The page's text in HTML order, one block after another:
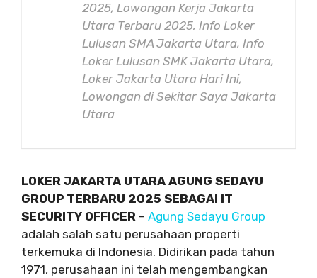
2025, Lowongan Kerja Jakarta
Utara Terbaru 2025, Info Loker
Lulusan SMA Jakarta Utara, Info
Loker Lulusan SMK Jakarta Utara,
Loker Jakarta Utara Hari Ini,
Lowongan di Sekitar Saya Jakarta
Utara
LOKER JAKARTA UTARA AGUNG SEDAYU
GROUP TERBARU 2025 SEBAGAI IT
SECURITY OFFICER – Agung Sedayu Group
adalah salah satu perusahaan properti
terkemuka di Indonesia. Didirikan pada tahun
1971, perusahaan ini telah mengembangkan